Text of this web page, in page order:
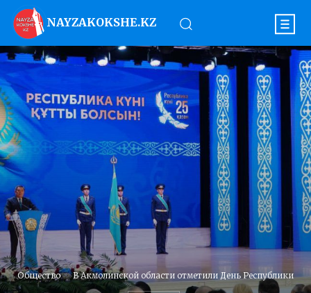
NAYZAKOKSHE.KZ
Общество В Акмолинской области отметили День Республики